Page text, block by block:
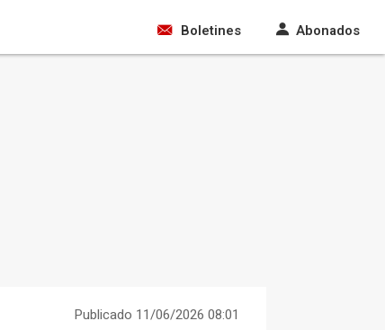
Boletines Abonados
Publicado 11/06/2026 08:01